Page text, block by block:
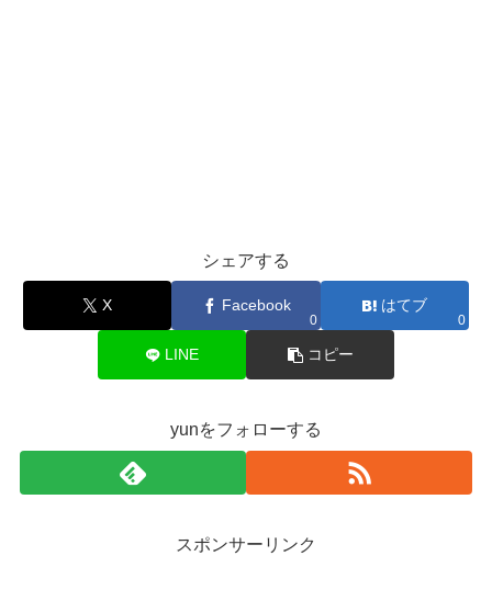
シェアする
X Facebook
0
はてブ
0
LINE コピー
yunをフォローする
スポンサーリンク